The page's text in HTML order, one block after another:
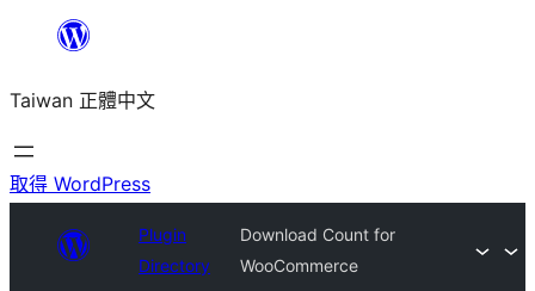
主
要
內
Taiwan 正體中文
取得 WordPress
Plugin
Directory
Download Count for
WooCommerce